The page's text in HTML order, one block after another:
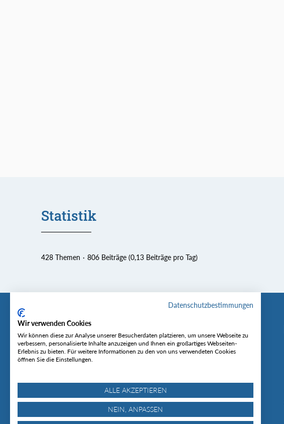
Statistik
428 Themen 806 Beiträge (0,13 Beiträge pro Tag)
Tourentipp
Über uns
Wetter & Lawinenlage
Datenschutzbestimmungen
Wir verwenden Cookies
Wir können diese zur Analyse unserer Besucherdaten platzieren, um unsere Webseite zu
verbessern, personalisierte Inhalte anzuzeigen und Ihnen ein großartiges Webseiten-
Erlebnis zu bieten. Für weitere Informationen zu den von uns verwendeten Cookies
öffnen Sie die Einstellungen.
ALLE AKZEPTIEREN
NEIN, ANPASSEN